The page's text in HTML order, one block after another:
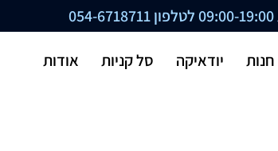
054-6718711
חנות יודאיקה סל קניות
אודות